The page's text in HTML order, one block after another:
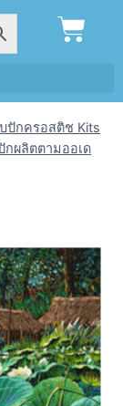
ปักครอสติช Kits
กผลิตตามออเด